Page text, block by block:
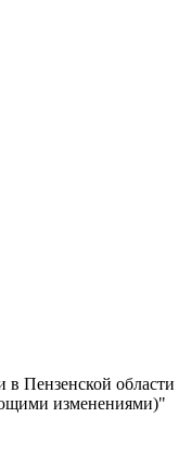
Пензенской
изменениями)"